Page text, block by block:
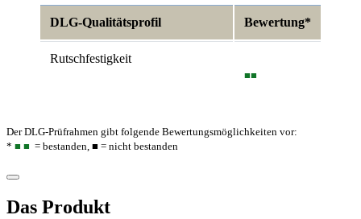
DLG-Qualitätsprofil Bewertung*
Rutschfestigkeit
■■
Der DLG-Prüfrahmen gibt folgende Bewertungsmöglichkeiten vor:
* ■ ■ = bestanden, ■ = nicht bestanden
Das Produkt